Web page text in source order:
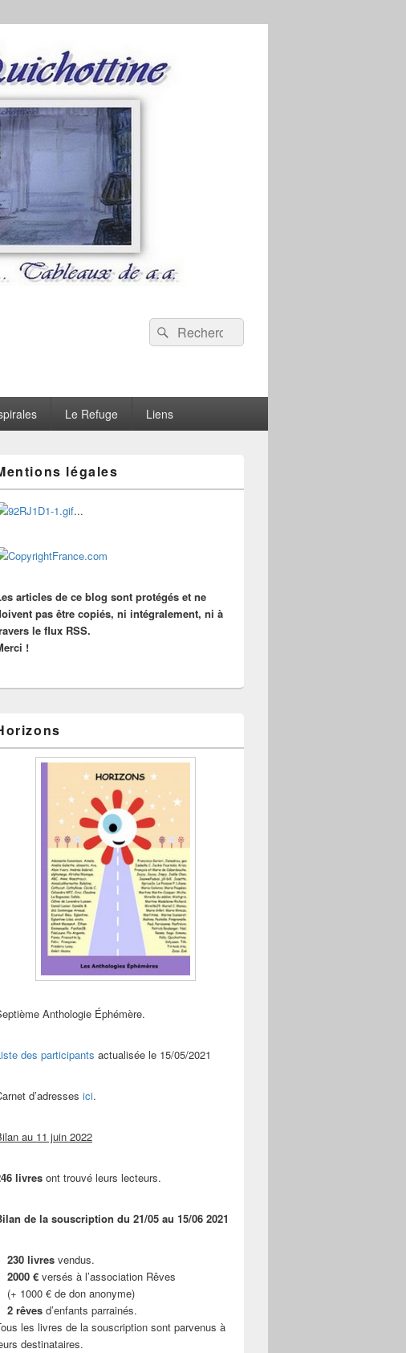
Recherche :
Rechercher
Le Refuge Liens
légales
...
articles de ce blog sont protégés et ne
pas être copiés, ni intégralement, ni à
le flux RSS.
!
Anthologie Éphémère.
des participants actualisée le 15/05/2021
d’adresses ici.
au 11 juin 2022
livres ont trouvé leurs lecteurs.
de la souscription du 21/05 au 15/06 2021
230 livres vendus.
2000 € versés à l’association Rêves
(+ 1000 € de don anonyme)
2 rêves d’enfants parrainés.
les livres de la souscription sont parvenus à
destinataires.